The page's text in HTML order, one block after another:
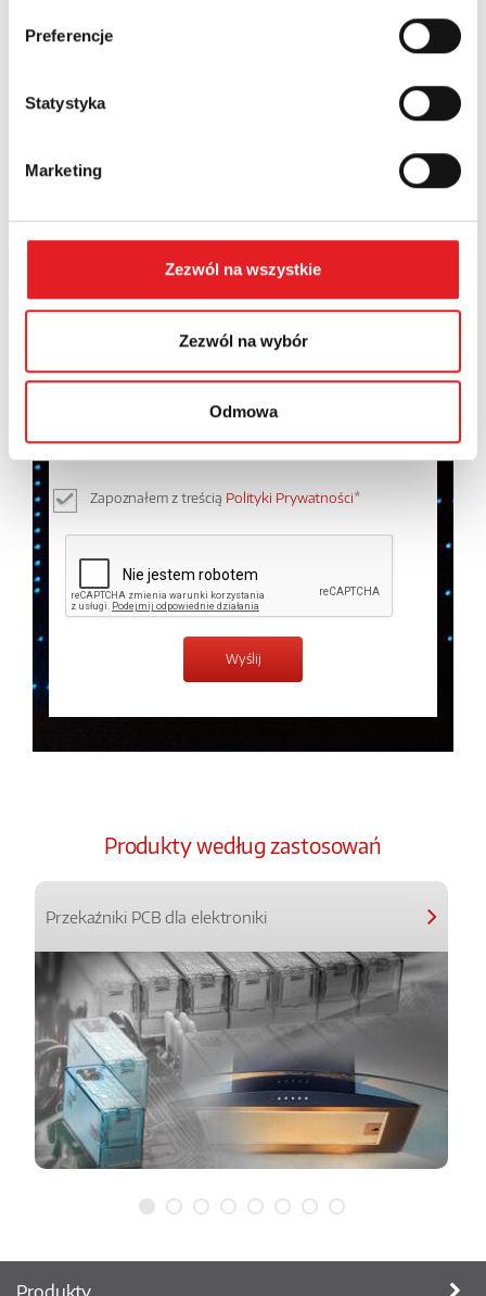
Preferencje
Statystyka
Marketing
Zezwól na wszystkie
Zezwól na wybór
Odmowa
Treść: *
Wyrażam zgodę na przetwarzanie moich danych
osobowych przez Relpol S.A. Więcej informacji na
Zapoznałem z treścią Polityki Prywatności*
Produkty według zastosowań
Przekaźniki PCB dla elektroniki